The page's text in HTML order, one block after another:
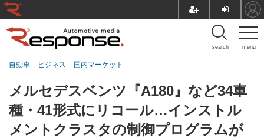
menu
search
メルセデスベンツ『A180』など34車
種・41形式にリコール…インストル
メントクラスタの制御プログラムが
自動車 ビジネス 国内マーケット